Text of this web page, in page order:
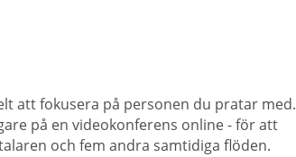
att fokusera på personen du pratar med.
på en videokonferens online - för att
och fem andra samtidiga flöden.